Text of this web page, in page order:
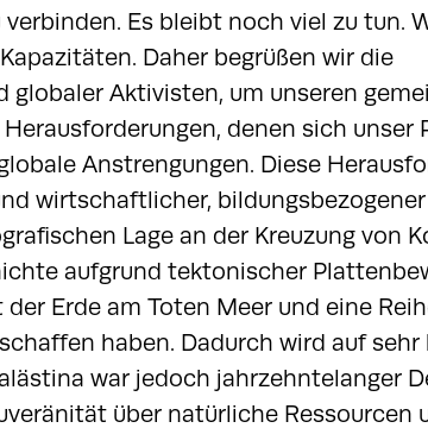
Es bleibt noch viel zu tun.
Daher begrüßen wir die
Aktivisten, um unseren
denen sich unser
Anstrengungen. Diese
wirtschaftlicher,
Lage an der Kreuzung von
aufgrund tektonischer
Erde am Toten Meer und eine
haben. Dadurch wird auf sehr
war jedoch jahrzehntelanger
über natürliche Ressourcen